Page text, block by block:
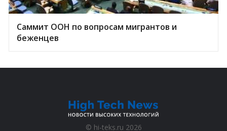
Саммит ООН по вопросам мигрантов и
беженцев
© hi-teks.ru 2026